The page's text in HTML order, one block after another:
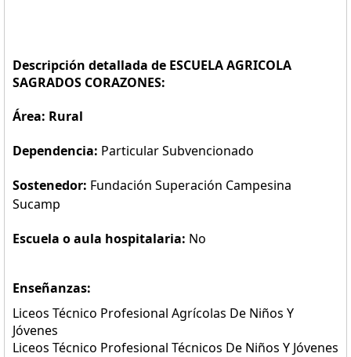
Descripción detallada de ESCUELA AGRICOLA
SAGRADOS CORAZONES:
Área: Rural
Dependencia: Particular Subvencionado
Sostenedor: Fundación Superación Campesina
Sucamp
Escuela o aula hospitalaria: No
Enseñanzas:
Liceos Técnico Profesional Agrícolas De Niños Y
Jóvenes
Liceos Técnico Profesional Técnicos De Niños Y Jóvenes